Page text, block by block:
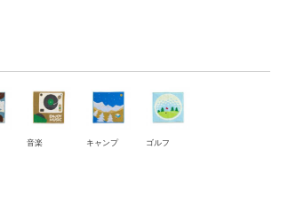
音楽 キャンプ ゴルフ